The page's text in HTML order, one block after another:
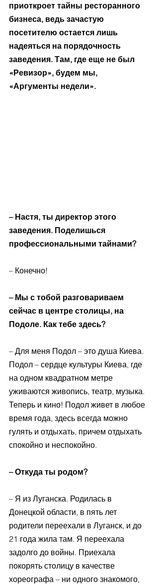
приоткроет тайны ресторанного
бизнеса, ведь зачастую
посетителю остается лишь
надеяться на порядочность
заведения. Там, где еще не был
«Ревизор», будем мы,
«Аргументы недели».
– Настя, ты директор этого
заведения. Поделишься
профессиональными тайнами?
– Конечно!
– Мы с тобой разговариваем
сейчас в центре столицы, на
Подоле. Как тебе здесь?
– Для меня Подол – это душа Киева.
Подол – сердце культуры Киева, где
на одном квадратном метре
уживаются живопись, театр, музыка.
Теперь и кино! Подол живет в любое
время года, здесь всегда можно
гулять и отдыхать, причем отдыхать
спокойно и неспокойно.
– Откуда ты родом?
– Я из Луганска. Родилась в
Донецкой области, в пять лет
родители переехали в Луганск, и до
21 года жила там. Я переехала
задолго до войны. Приехала
покорять столицу в качестве
хореографа – ни одного знакомого,